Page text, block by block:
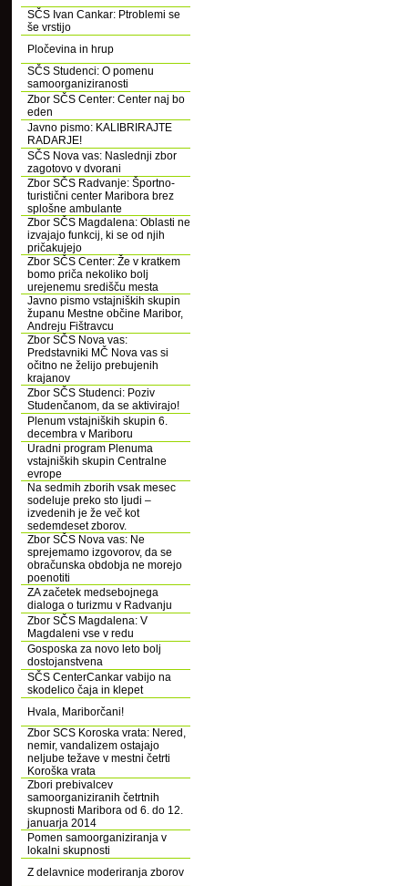
SČS Ivan Cankar: Ptroblemi se
še vrstijo
Pločevina in hrup
SČS Studenci: O pomenu
samoorganiziranosti
Zbor SČS Center: Center naj bo
eden
Javno pismo: KALIBRIRAJTE
RADARJE!
SČS Nova vas: Naslednji zbor
zagotovo v dvorani
Zbor SČS Radvanje: Športno-
turistični center Maribora brez
splošne ambulante
Zbor SČS Magdalena: Oblasti ne
izvajajo funkcij, ki se od njih
pričakujejo
Zbor SČS Center: Že v kratkem
bomo priča nekoliko bolj
urejenemu središču mesta
Javno pismo vstajniških skupin
županu Mestne občine Maribor,
Andreju Fištravcu
Zbor SČS Nova vas:
Predstavniki MČ Nova vas si
očitno ne želijo prebujenih
krajanov
Zbor SČS Studenci: Poziv
Studenčanom, da se aktivirajo!
Plenum vstajniških skupin 6.
decembra v Mariboru
Uradni program Plenuma
vstajniških skupin Centralne
evrope
Na sedmih zborih vsak mesec
sodeluje preko sto ljudi –
izvedenih je že več kot
sedemdeset zborov.
Zbor SČS Nova vas: Ne
sprejemamo izgovorov, da se
obračunska obdobja ne morejo
poenotiti
ZA začetek medsebojnega
dialoga o turizmu v Radvanju
Zbor SČS Magdalena: V
Magdaleni vse v redu
Gosposka za novo leto bolj
dostojanstvena
SČS CenterCankar vabijo na
skodelico čaja in klepet
Hvala, Mariborčani!
Zbor SCS Koroska vrata: Nered,
nemir, vandalizem ostajajo
neljube težave v mestni četrti
Koroška vrata
Zbori prebivalcev
samoorganiziranih četrtnih
skupnosti Maribora od 6. do 12.
januarja 2014
Pomen samoorganiziranja v
lokalni skupnosti
Z delavnice moderiranja zborov